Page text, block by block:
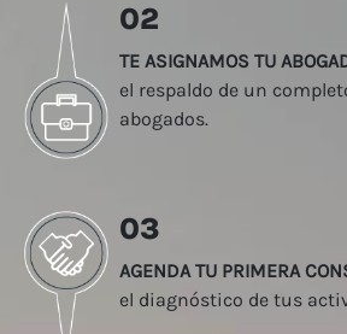
02
TE ASIGNAMOS TU
el respaldo de un
abogados.
03
AGENDA TU PRIMERA
el diagnóstico de tus